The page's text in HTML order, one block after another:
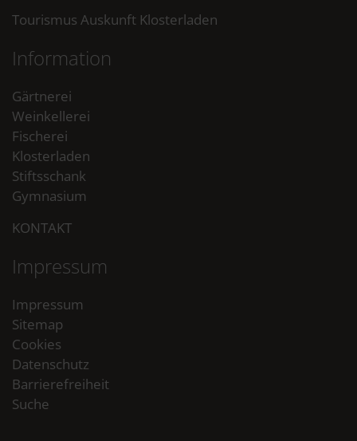
Tourismus Auskunft Klosterladen
Information
Gärtnerei
Weinkellerei
Fischerei
Klosterladen
Stiftsschank
Gymnasium
KONTAKT
Impressum
Impressum
Sitemap
Cookies
Datenschutz
Barrierefreiheit
Suche